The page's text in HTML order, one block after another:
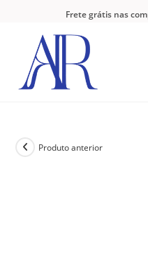
Frete grátis nas
Produto anterior